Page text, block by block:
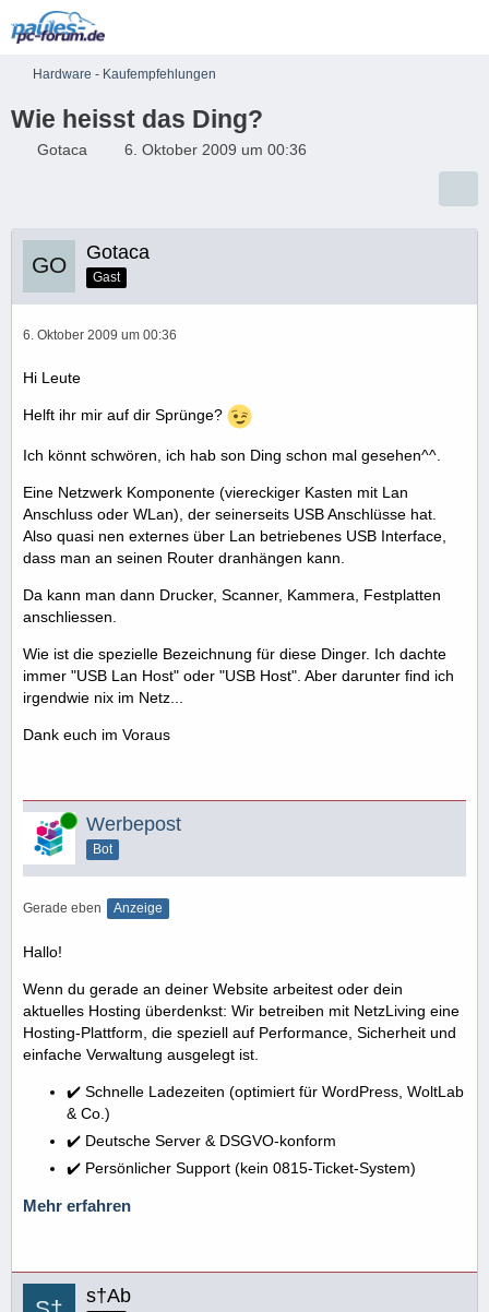
Hardware - Kaufempfehlungen
Wie heisst das Ding?
Gotaca 6. Oktober 2009 um 00:36
Gotaca
Gast
6. Oktober 2009 um 00:36
Hi Leute
Helft ihr mir auf dir Sprünge?
Ich könnt schwören, ich hab son Ding schon mal gesehen^^.
Eine Netzwerk Komponente (viereckiger Kasten mit Lan
Anschluss oder WLan), der seinerseits USB Anschlüsse hat.
Also quasi nen externes über Lan betriebenes USB Interface,
dass man an seinen Router dranhängen kann.
Da kann man dann Drucker, Scanner, Kammera, Festplatten
anschliessen.
Wie ist die spezielle Bezeichnung für diese Dinger. Ich dachte
immer "USB Lan Host" oder "USB Host". Aber darunter find ich
irgendwie nix im Netz...
Dank euch im Voraus
Online Werbepost
Bot
Gerade eben Anzeige
Hallo!
Wenn du gerade an deiner Website arbeitest oder dein
aktuelles Hosting überdenkst: Wir betreiben mit NetzLiving eine
Hosting-Plattform, die speziell auf Performance, Sicherheit und
einfache Verwaltung ausgelegt ist.
✔️ Schnelle Ladezeiten (optimiert für WordPress, WoltLab
& Co.)
✔️ Deutsche Server & DSGVO-konform
✔️ Persönlicher Support (kein 0815-Ticket-System)
Mehr erfahren
s†Ab